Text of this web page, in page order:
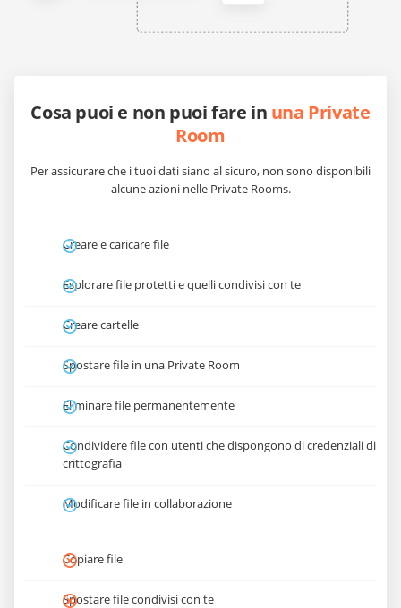
Cosa puoi e non puoi fare in una Private
Room
Per assicurare che i tuoi dati siano al sicuro, non sono disponibili
alcune azioni nelle Private Rooms.
Creare e caricare file
Esplorare file protetti e quelli condivisi con te
Creare cartelle
Spostare file in una Private Room
Eliminare file permanentemente
Condividere file con utenti che dispongono di credenziali di
crittografia
Modificare file in collaborazione
Copiare file
Spostare file condivisi con te